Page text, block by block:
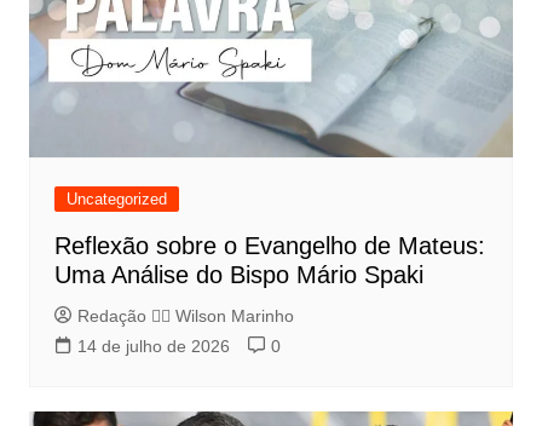
Uncategorized
Reflexão sobre o Evangelho de Mateus:
Uma Análise do Bispo Mário Spaki
Redação 👨‍⚖️​ Wilson Marinho
14 de julho de 2026
0